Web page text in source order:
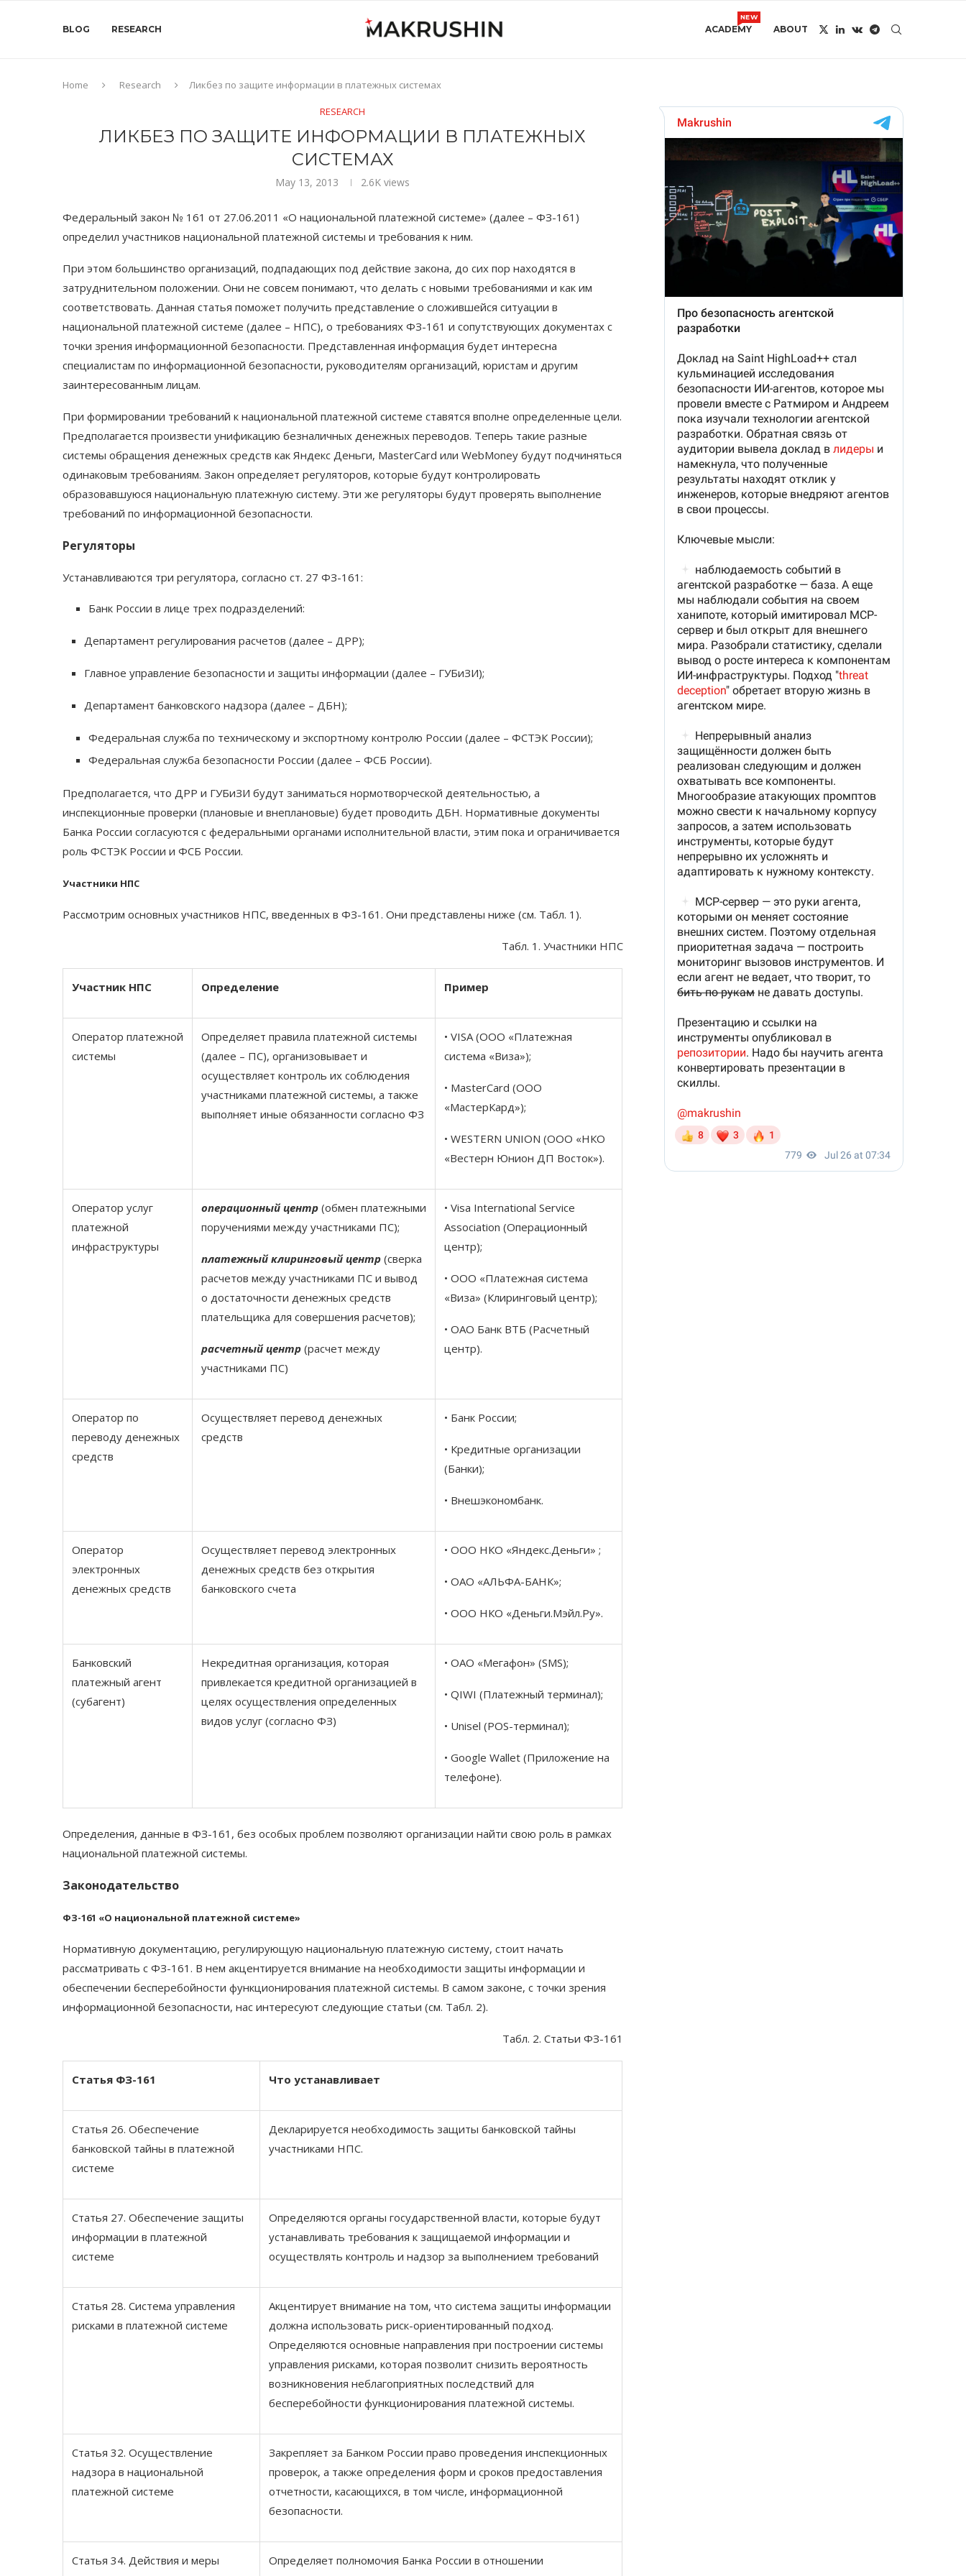
BLOG RESEARCH ACADEMY
NEW
ABOUT
Home Research Ликбез по защите информации в платежных системах
RESEARCH
ЛИКБЕЗ ПО ЗАЩИТЕ ИНФОРМАЦИИ В ПЛАТЕЖНЫХ
СИСТЕМАХ
May 13, 2013 2.6K views
Федеральный закон № 161 от 27.06.2011 «О национальной платежной системе» (далее – ФЗ-161)
определил участников национальной платежной системы и требования к ним.
При этом большинство организаций, подпадающих под действие закона, до сих пор находятся в
затруднительном положении. Они не совсем понимают, что делать с новыми требованиями и как им
соответствовать. Данная статья поможет получить представление о сложившейся ситуации в
национальной платежной системе (далее – НПС), о требованиях ФЗ-161 и сопутствующих документах с
точки зрения информационной безопасности. Представленная информация будет интересна
специалистам по информационной безопасности, руководителям организаций, юристам и другим
заинтересованным лицам.
При формировании требований к национальной платежной системе ставятся вполне определенные цели.
Предполагается произвести унификацию безналичных денежных переводов. Теперь такие разные
системы обращения денежных средств как Яндекс Деньги, MasterCard или WebMoney будут подчиняться
одинаковым требованиям. Закон определяет регуляторов, которые будут контролировать
образовавшуюся национальную платежную систему. Эти же регуляторы будут проверять выполнение
требований по информационной безопасности.
Регуляторы
Устанавливаются три регулятора, согласно ст. 27 ФЗ-161:
Банк России в лице трех подразделений:
Департамент регулирования расчетов (далее – ДРР);
Главное управление безопасности и защиты информации (далее – ГУБиЗИ);
Департамент банковского надзора (далее – ДБН);
Федеральная служба по техническому и экспортному контролю России (далее – ФСТЭК России);
Федеральная служба безопасности России (далее – ФСБ России).
Предполагается, что ДРР и ГУБиЗИ будут заниматься нормотворческой деятельностью, а
инспекционные проверки (плановые и внеплановые) будет проводить ДБН. Нормативные документы
Банка России согласуются с федеральными органами исполнительной власти, этим пока и ограничивается
роль ФСТЭК России и ФСБ России.
Участники НПС
Рассмотрим основных участников НПС, введенных в ФЗ-161. Они представлены ниже (см. Табл. 1).
Табл. 1. Участники НПС
Участник НПС Определение Пример
Оператор платежной
системы
Определяет правила платежной системы
(далее – ПС), организовывает и
осуществляет контроль их соблюдения
участниками платежной системы, а также
выполняет иные обязанности согласно ФЗ
• VISA (ООО «Платежная
система «Виза»);
• MasterCard (ООО
«МастерКард»);
• WESTERN UNION (ООО «НКО
«Вестерн Юнион ДП Восток»).
Оператор услуг
платежной
инфраструктуры
операционный центр (обмен платежными
поручениями между участниками ПС);
платежный клиринговый центр (сверка
расчетов между участниками ПС и вывод
о достаточности денежных средств
плательщика для совершения расчетов);
расчетный центр (расчет между
участниками ПС)
• Visa International Service
Association (Операционный
центр);
• ООО «Платежная система
«Виза» (Клиринговый центр);
• ОАО Банк ВТБ (Расчетный
центр).
Оператор по
переводу денежных
средств
Осуществляет перевод денежных
средств
• Банк России;
• Кредитные организации
(Банки);
• Внешэкономбанк.
Оператор
электронных
денежных средств
Осуществляет перевод электронных
денежных средств без открытия
банковского счета
• ООО НКО «Яндекс.Деньги» ;
• ОАО «АЛЬФА-БАНК»;
• ООО НКО «Деньги.Мэйл.Ру».
Банковский
платежный агент
(субагент)
Некредитная организация, которая
привлекается кредитной организацией в
целях осуществления определенных
видов услуг (согласно ФЗ)
• ОАО «Мегафон» (SMS);
• QIWI (Платежный терминал);
• Unisel (POS-терминал);
• Google Wallet (Приложение на
телефоне).
Определения, данные в ФЗ-161, без особых проблем позволяют организации найти свою роль в рамках
национальной платежной системы.
Законодательство
ФЗ-161 «О национальной платежной системе»
Нормативную документацию, регулирующую национальную платежную систему, стоит начать
рассматривать с ФЗ-161. В нем акцентируется внимание на необходимости защиты информации и
обеспечении бесперебойности функционирования платежной системы. В самом законе, с точки зрения
информационной безопасности, нас интересуют следующие статьи (см. Табл. 2).
Табл. 2. Статьи ФЗ-161
Статья ФЗ-161 Что устанавливает
Статья 26. Обеспечение
банковской тайны в платежной
системе
Декларируется необходимость защиты банковской тайны
участниками НПС.
Статья 27. Обеспечение защиты
информации в платежной
системе
Определяются органы государственной власти, которые будут
устанавливать требования к защищаемой информации и
осуществлять контроль и надзор за выполнением требований
Статья 28. Система управления
рисками в платежной системе
Акцентирует внимание на том, что система защиты информации
должна использовать риск-ориентированный подход.
Определяются основные направления при построении системы
управления рисками, которая позволит снизить вероятность
возникновения неблагоприятных последствий для
бесперебойности функционирования платежной системы.
Статья 32. Осуществление
надзора в национальной
платежной системе
Закрепляет за Банком России право проведения инспекционных
проверок, а также определения форм и сроков предоставления
отчетности, касающихся, в том числе, информационной
безопасности.
Статья 34. Действия и меры
Определяет полномочия Банка России в отношении